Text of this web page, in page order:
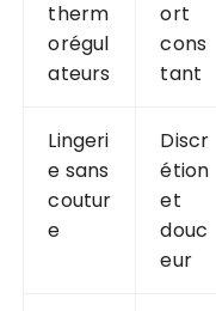
therm
orégul
ateurs
ort
cons
tant
Lingeri
e sans
coutur
e
Discr
étion
et
douc
eur